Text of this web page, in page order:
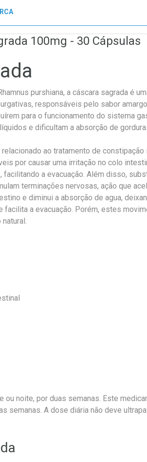
100mg - 30 Cápsulas
purshiana, a cáscara sagrada é
responsáveis pelo sabor
para o funcionamento do sistema
e dificultam a absorção de
ao tratamento de constipação
por causar uma irritação no colo
a evacuação. Além disso,
terminações nervosas, ação que
e diminui a absorção de agua,
facilita a evacuação. Porém, estes
ou noite, por duas semanas. Este
semanas. A dose diária não deve